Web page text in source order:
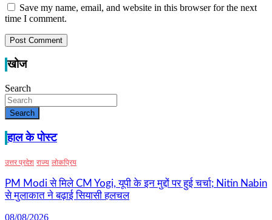
Save my name, email, and website in this browser for the next
time I comment.
खोज
Search
Search
हाल के पोस्ट
उत्तर प्रदेश राज्य लोकप्रिय
PM Modi से मिले CM Yogi, यूपी के इन मुद्दों पर हुई चर्चा; Nitin Nabin
से मुलाकात ने बढ़ाई सियासी हलचल
08/08/2026